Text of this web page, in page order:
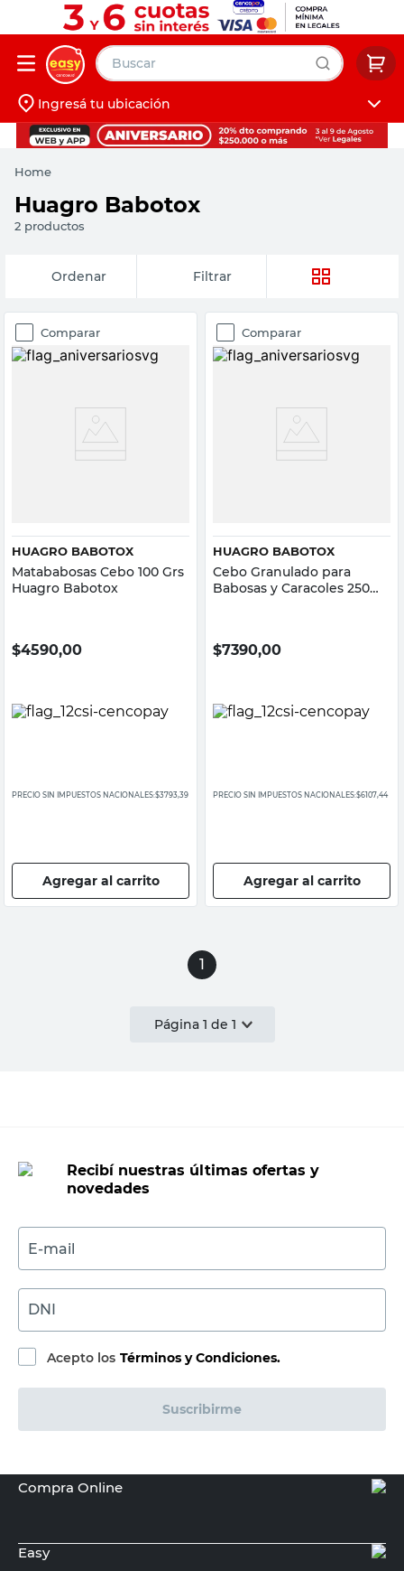
Buscar
Iniciá sesión
Ingresá tu ubicación
Home
Huagro Babotox
2 productos
Fecha de
release
Filtrar
Comparar
HUAGRO BABOTOX
Matababosas Cebo 100 Grs
Huagro Babotox
$4590,00
PRECIO SIN IMPUESTOS NACIONALES:$3793,39
Agregar al carrito
Comparar
HUAGRO BABOTOX
Cebo Granulado para
Babosas y Caracoles 250
$7390,00
PRECIO SIN IMPUESTOS NACIONALES:$6107,44
Agregar al carrito
1
Página 1 de 1
Recibí nuestras últimas ofertas y
novedades
E-mail
DNI
Acepto los Términos y Condiciones.
Suscribirme
Compra Online
Easy
muebles
pintura
escritorio
puertas